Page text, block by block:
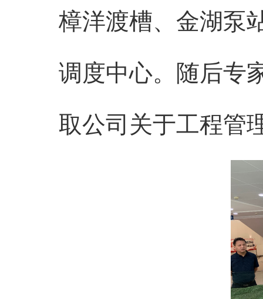
樟洋渡槽、金湖泵
调度中心。随后专
取公司关于工程管